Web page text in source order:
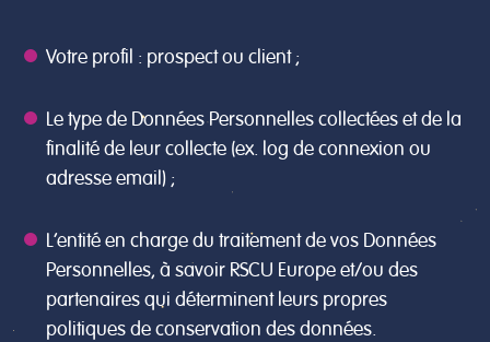
Votre profil : prospect ou client ;
Le type de Données Personnelles collectées et de la
finalité de leur collecte (ex. log de connexion ou
adresse email) ;
L’entité en charge du traitement de vos Données
Personnelles, à savoir RSCU Europe et/ou des
partenaires qui déterminent leurs propres
politiques de conservation des données.